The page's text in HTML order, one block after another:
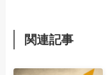
関連記事